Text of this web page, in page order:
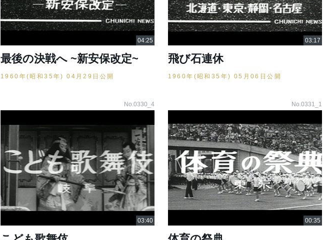
最後の決戦へ ~新安保改定~
1960年(昭和35年) 04月29日公開
飛び石連休
1960年(昭和35年) 05月06日公開
No.0330_4 No.0331_1